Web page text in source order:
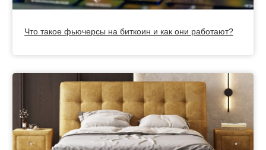
Что такое фьючерсы на биткоин и как они работают?